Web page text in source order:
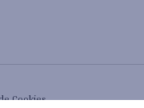
Cookies